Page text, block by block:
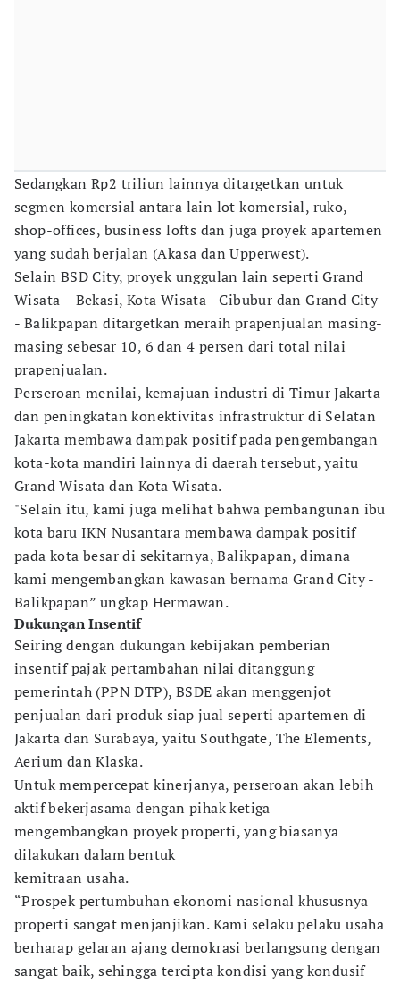
Sedangkan Rp2 triliun lainnya ditargetkan untuk
segmen komersial antara lain lot komersial, ruko,
shop-offices, business lofts dan juga proyek apartemen
yang sudah berjalan (Akasa dan Upperwest).
Selain BSD City, proyek unggulan lain seperti Grand
Wisata – Bekasi, Kota Wisata - Cibubur dan Grand City
- Balikpapan ditargetkan meraih prapenjualan masing-
masing sebesar 10, 6 dan 4 persen dari total nilai
prapenjualan.
Perseroan menilai, kemajuan industri di Timur Jakarta
dan peningkatan konektivitas infrastruktur di Selatan
Jakarta membawa dampak positif pada pengembangan
kota-kota mandiri lainnya di daerah tersebut, yaitu
Grand Wisata dan Kota Wisata.
"Selain itu, kami juga melihat bahwa pembangunan ibu
kota baru IKN Nusantara membawa dampak positif
pada kota besar di sekitarnya, Balikpapan, dimana
kami mengembangkan kawasan bernama Grand City -
Balikpapan” ungkap Hermawan.
Dukungan Insentif
Seiring dengan dukungan kebijakan pemberian
insentif pajak pertambahan nilai ditanggung
pemerintah (PPN DTP), BSDE akan menggenjot
penjualan dari produk siap jual seperti apartemen di
Jakarta dan Surabaya, yaitu Southgate, The Elements,
Aerium dan Klaska.
Untuk mempercepat kinerjanya, perseroan akan lebih
aktif bekerjasama dengan pihak ketiga
mengembangkan proyek properti, yang biasanya
dilakukan dalam bentuk
kemitraan usaha.
“Prospek pertumbuhan ekonomi nasional khususnya
properti sangat menjanjikan. Kami selaku pelaku usaha
berharap gelaran ajang demokrasi berlangsung dengan
sangat baik, sehingga tercipta kondisi yang kondusif